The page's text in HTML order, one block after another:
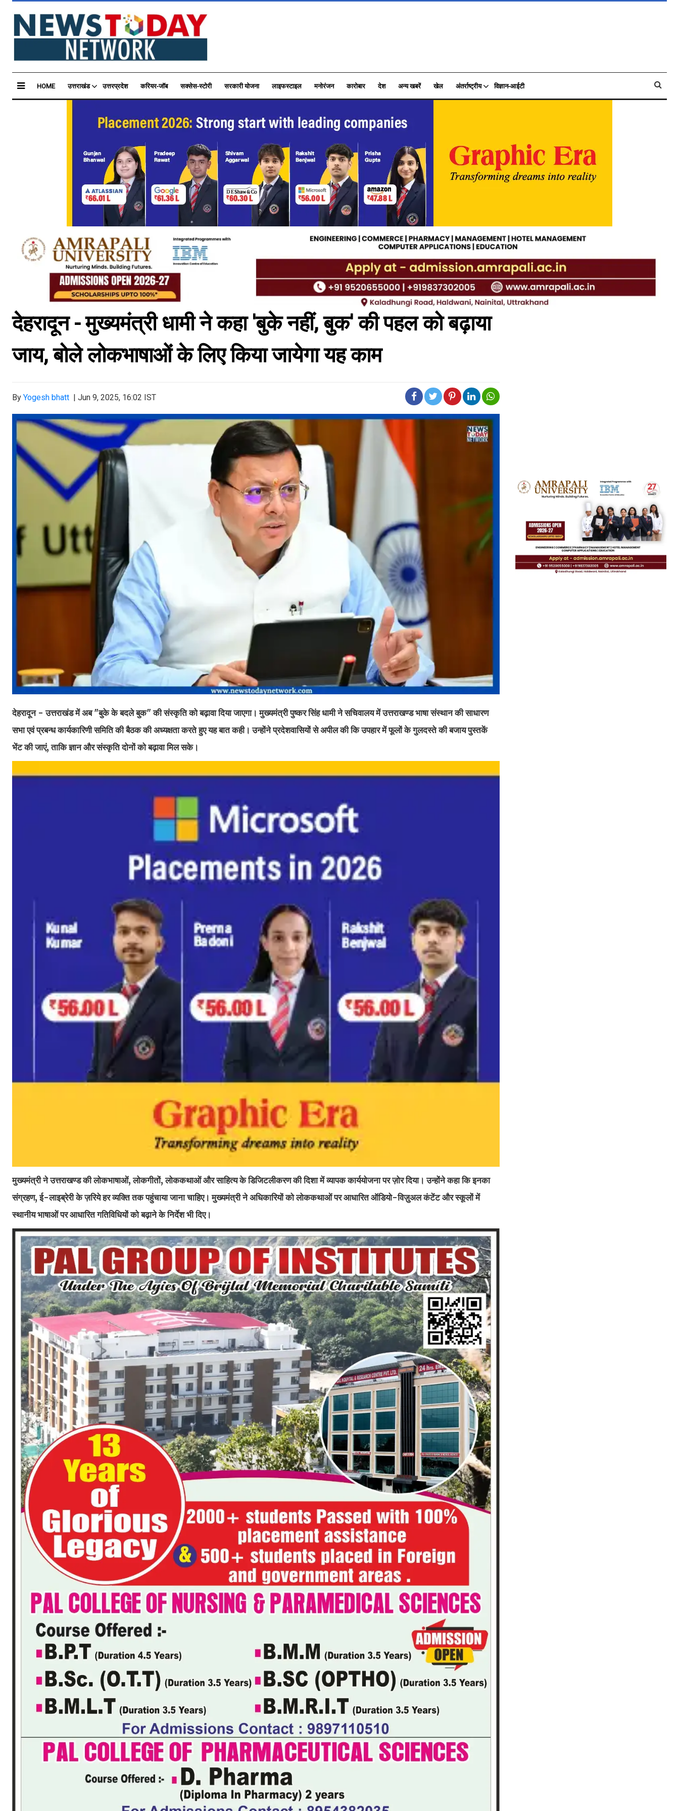
HOME उत्तराखंड उत्तरप्रदेश करियर-जॉब सक्सेस-स्टोरी सरकारी योजना लाइफस्टाइल मनोरंजन कारोबार देश अन्य खबरें खेल अंतर्राष्ट्रीय विज्ञान-आईटी
देहरादून - मुख्यमंत्री धामी ने कहा 'बुके नहीं, बुक' की पहल को बढ़ाया
जाय, बोले लोकभाषाओं के लिए किया जायेगा यह काम
By Yogesh bhatt | Jun 9, 2025, 16:02 IST
देहरादून - उत्तराखंड में अब "बुके के बदले बुक" की संस्कृति को बढ़ावा दिया जाएगा। मुख्यमंत्री पुष्कर सिंह धामी ने सचिवालय में उत्तराखण्ड भाषा संस्थान की साधारण
सभा एवं प्रबन्ध कार्यकारिणी समिति की बैठक की अध्यक्षता करते हुए यह बात कही। उन्होंने प्रदेशवासियों से अपील की कि उपहार में फूलों के गुलदस्ते की बजाय पुस्तकें
भेंट की जाएं, ताकि ज्ञान और संस्कृति दोनों को बढ़ावा मिल सके।
मुख्यमंत्री ने उत्तराखण्ड की लोकभाषाओं, लोकगीतों, लोककथाओं और साहित्य के डिजिटलीकरण की दिशा में व्यापक कार्ययोजना पर ज़ोर दिया। उन्होंने कहा कि इनका
संग्रहण, ई-लाइब्रेरी के ज़रिये हर व्यक्ति तक पहुंचाया जाना चाहिए। मुख्यमंत्री ने अधिकारियों को लोककथाओं पर आधारित ऑडियो-विज़ुअल कंटेंट और स्कूलों में
स्थानीय भाषाओं पर आधारित गतिविधियों को बढ़ाने के निर्देश भी दिए।